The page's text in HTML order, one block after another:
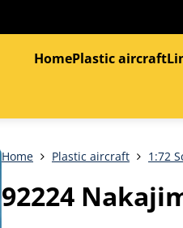
HomePlastic aircraft
Home Plastic aircraft 1:72
92224